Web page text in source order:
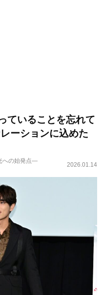
ていることを忘れて
ーションに込めた
への始発点—
2026.01.14